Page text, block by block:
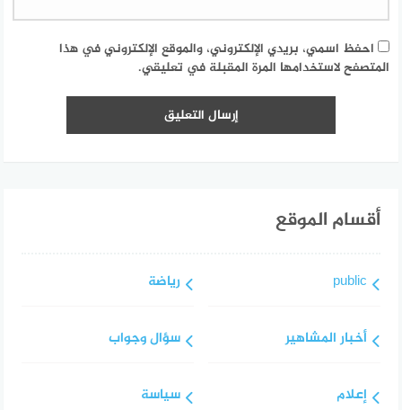
احفظ اسمي، بريدي الإلكتروني، والموقع الإلكتروني في هذا
المتصفح لاستخدامها المرة المقبلة في تعليقي.
أقسام الموقع
public
أخبار المشاهير
إعلام
رياضة
سؤال وجواب
سياسة